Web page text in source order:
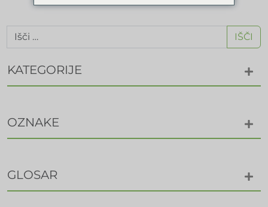
IŠČI
KATEGORIJE
OZNAKE
GLOSAR